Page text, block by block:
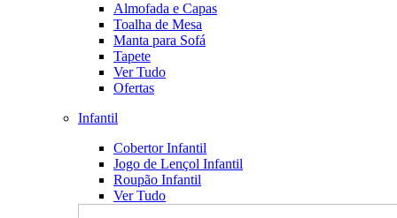
Almofada e Capas
Toalha de Mesa
Manta para Sofá
Tapete
Ver Tudo
Ofertas
Infantil
Cobertor Infantil
Jogo de Lençol Infantil
Roupão Infantil
Ver Tudo